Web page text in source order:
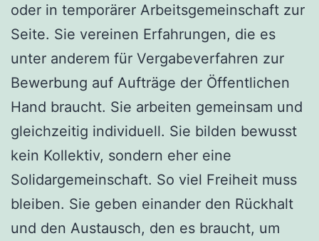
oder in temporärer Arbeitsgemeinschaft zur
Seite. Sie vereinen Erfahrungen, die es
unter anderem für Vergabeverfahren zur
Bewerbung auf Aufträge der Öffentlichen
Hand braucht. Sie arbeiten gemeinsam und
gleichzeitig individuell. Sie bilden bewusst
kein Kollektiv, sondern eher eine
Solidargemeinschaft. So viel Freiheit muss
bleiben. Sie geben einander den Rückhalt
und den Austausch, den es braucht, um